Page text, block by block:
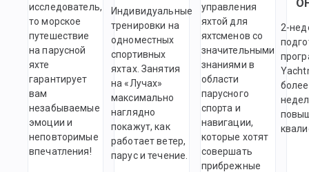
исследователь,
то морское
путешествие
на парусной
яхте
гарантирует
вам
незабываемые
эмоции и
неповторимые
впечатления!
Индивидуальные
тренировки на
одноместных
спортивных
яхтах. Занятия
на «Лучах»
максимально
наглядно
покажут, как
работает ветер,
парус и течение.
управления
яхтой для
яхтсменов со
значительными
знаниями в
области
парусного
спорта и
навигации,
которые хотят
совершать
прибрежные
2-